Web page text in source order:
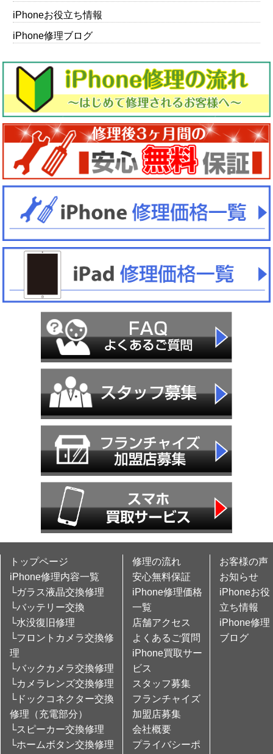
iPhoneお役立ち情報
iPhone修理ブログ
トップページ
iPhone修理内容一覧
└ガラス液晶交換修理
└バッテリー交換
└水没復旧修理
└フロントカメラ交換修
理
└バックカメラ交換修理
└カメラレンズ交換修理
└ドックコネクター交換
修理（充電部分）
└スピーカー交換修理
└ホームボタン交換修理
修理の流れ
安心無料保証
iPhone修理価格
一覧
店舗アクセス
よくあるご質問
iPhone買取サー
ビス
スタッフ募集
フランチャイズ
加盟店募集
会社概要
プライバシーポ
お客様の声
お知らせ
iPhoneお役
立ち情報
iPhone修理
ブログ